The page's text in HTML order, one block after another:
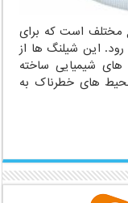
مختلف است که برای
رود. این شیلنگ ها از
های شیمیایی ساخته
های خطرناک به